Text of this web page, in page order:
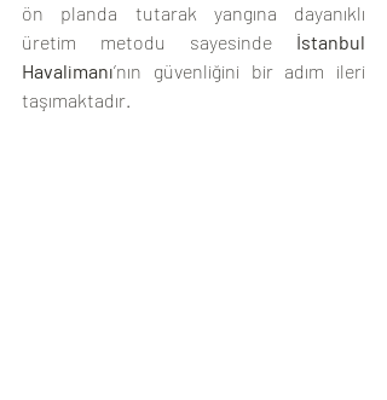
ön planda tutarak yangına dayanıklı
üretim metodu sayesinde İstanbul
Havalimanı’nın güvenliğini bir adım ileri
taşımaktadır.